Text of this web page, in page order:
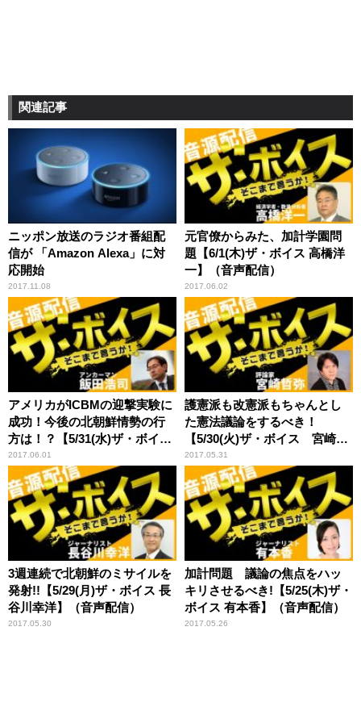
関連記事
ニッポン放送のラジオ番組配
信が 「Amazon Alexa」に対
応開始
2017.11.08
元官僚からみた、加計学園問
題【6/1(木)ザ・ボイス 高橋洋
一】（音声配信）
2017.06.02
アメリカがICBMの迎撃実験に
成功！今後の北朝鮮情勢の行
方は！？【5/31(水)ザ・ボイス
モーリー・ロバートソン】
（音声配信）
2017.06.01
護憲派も改憲派もちゃんとし
た憲法議論をするべき！
【5/30(火)ザ・ボイス 宮崎哲
弥×井上達夫】（音声配信）
2017.05.31
3週連続で北朝鮮のミサイルを
発射!!【5/29(月)ザ・ボイス 長
谷川幸洋】（音声配信）
2017.05.30
加計問題 議論の焦点をハッ
キリさせるべき!【5/25(木)ザ・
ボイス 有本香】（音声配信）
2017.05.26